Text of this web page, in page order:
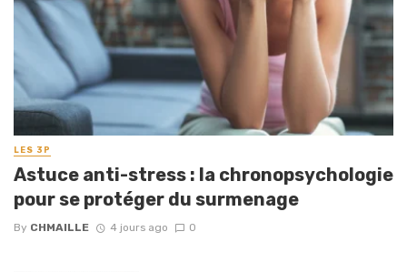
LES 3P
Astuce anti-stress : la chronopsychologie
pour se protéger du surmenage
By CHMAILLE 4 jours ago 0